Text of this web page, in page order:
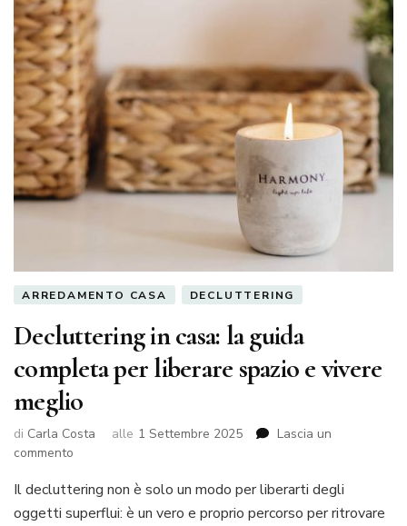
ARREDAMENTO CASA DECLUTTERING
Decluttering in casa: la guida
completa per liberare spazio e vivere
meglio
di Carla Costa alle 1 Settembre 2025
Lascia un
commento
in
casa:
Il decluttering non è solo un modo per liberarti degli
oggetti superflui: è un vero e proprio percorso per ritrovare